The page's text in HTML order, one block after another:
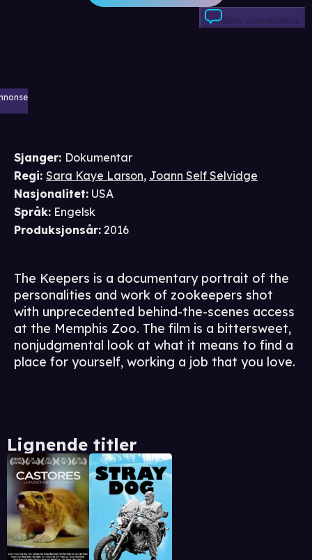
Skriv anmeldelse
Sjanger: Dokumentar
Regi: Sara Kaye Larson, Joann Self Selvidge
Nasjonalitet: USA
Språk: Engelsk
Produksjonsår: 2016
The Keepers is a documentary portrait of the
personalities and work of zookeepers shot
with unprecedented behind-the-scenes access
at the Memphis Zoo. The film is a bittersweet,
nonjudgmental look at what it means to find a
place for yourself, working a job that you love.
Lignende titler